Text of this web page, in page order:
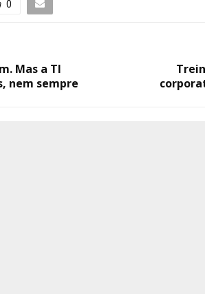
0
Mas a TI
nem sempre